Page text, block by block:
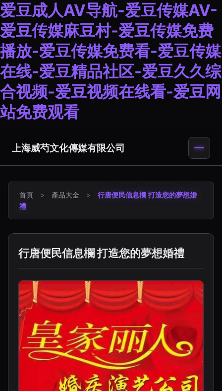
爱豆成人AV导航-爱豆传媒AV-
爱豆传媒麻豆村-爱豆传媒免费
播放-爱豆传媒免费看-爱豆传媒
在线-爱豆精品社区-爱豆久久综
合视频-爱豆视频在线看-爱豆网
站免费观看
上海威芍文化傳媒有限公司
首頁 > 產品大全 >
行唐便民信息欄 打造您的夢想婚
禮
行唐便民信息欄 打造您的夢想婚禮